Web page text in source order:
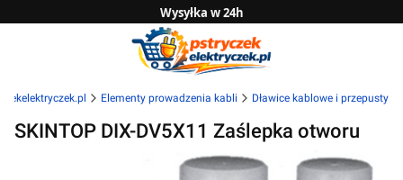
Wysyłka w 24h
Zwrot do 14 dni
Sprawdź naszą ofertę B2B
Elementy prowadzenia kabli Dławice kablowe i przepusty
SKINTOP DIX-DV5X11 Zaślepka otworu